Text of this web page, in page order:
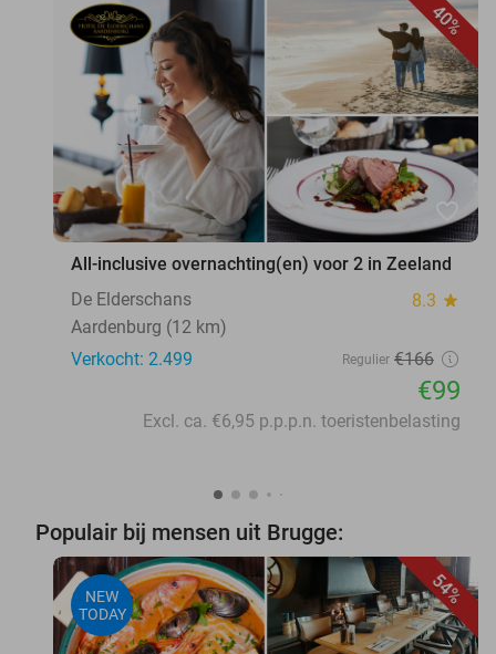
40%
favorite_border
All-inclusive overnachting(en) voor 2 in Zeeland
De Elderschans
8.3 star
Aardenburg (12 km)
Verkocht: 2.499
Regulier €166
€99
Excl. ca. €6,95 p.p.p.n. toeristenbelasting
Populair bij mensen uit Brugge:
54%
NEW
TODAY